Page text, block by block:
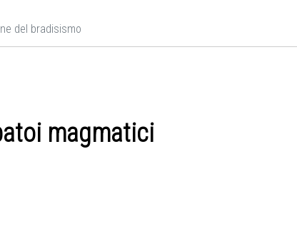
del bradisismo
magmatici